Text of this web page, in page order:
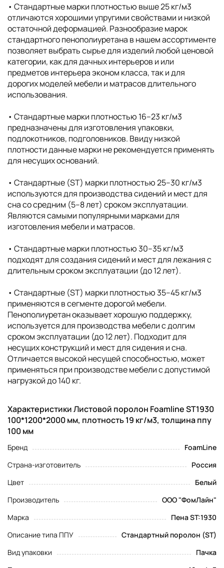
• Cтандартные марки плотностью выше 25 кг/м3
отличаются хорошими упругими свойствами и низкой
остаточной деформацией. Разнообразие марок
стандартного пенополиуретана в нашем ассортименте
позволяет выбрать сырье для изделий любой ценовой
категории, как для дачных интерьеров и или
предметов интерьера эконом класса, так и для
дорогих моделей мебели и матрасов длительного
использования.
• Cтандартные марки плотностью 16–23 кг/м3
предназначены для изготовления упаковки,
подлокотников, подголовников. Ввиду низкой
плотности данные марки не рекомендуется применять
для несущих оснований.
• Стандартные (ST) марки плотностью 25–30 кг/м3
используются для производства сидений и мест для
сна со средним (5–8 лет) сроком эксплуатации.
Являются самыми популярными марками для
изготовления мебели и матрасов.
• Стандартные марки плотностью 30–35 кг/м3
подходят для создания сидений и мест для лежания с
длительным сроком эксплуатации (до 12 лет).
• Стандартные (ST) марки плотностью 35–45 кг/м3
применяются в сегменте дорогой мебели.
Пенополиуретан оказывает хорошую поддержку,
используется для производства мебели с долгим
сроком эксплуатации (до 12 лет). Подходит для
несущих конструкций и мест для сидения и сна.
Отличается высокой несущей способностью, может
применяться при производстве мебели с допустимой
нагрузкой до 140 кг.
Характеристики Листовой поролон Foamline ST1930
100*1200*2000 мм, плотность 19 кг/м3, толщина ппу
100 мм
Бренд
FoamLine
Страна-изготовитель
Россия
Цвет
Белый
Производитель
ООО "ФомЛайн"
Марка
Пена ST:1930
Описание типа ППУ
Стандартный поролон (ST)
Вид упаковки
Пачка